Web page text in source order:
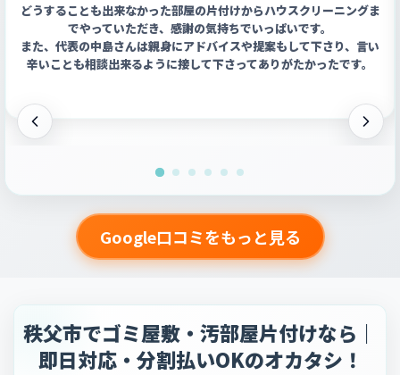
どうすることも出来なかった部屋の片付けからハウスクリーニングま
でやっていただき、感謝の気持ちでいっぱいです。
また、代表の中島さんは親身にアドバイスや提案もして下さり、言い
辛いことも相談出来るように接して下さってありがたかったです。
Google口コミをもっと見る
秩父市でゴミ屋敷・汚部屋片付けなら｜
即日対応・分割払いOKのオカタシ！